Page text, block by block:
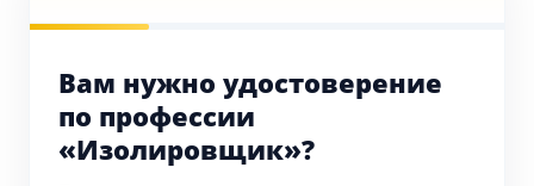
Вам нужно удостоверение
по профессии
«Изолировщик»?